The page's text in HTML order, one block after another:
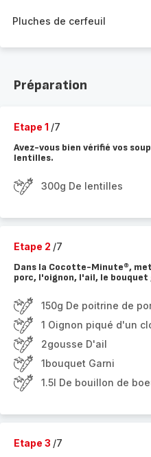
Pluches de cerfeuil
Préparation
Etape 1 /7
Avez-vous bien vérifié vos
lentilles.
300g De lentilles
Etape 2 /7
Dans la Cocotte-Minute®,
porc, l'oignon, l'ail, le
150g De poitrine de
1 Oignon piqué d'un
2gousse D'ail
1bouquet Garni
1.5l De bouillon de
Etape 3 /7